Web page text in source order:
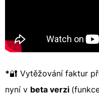
*🔐 Vytěžování faktur
nyní v beta verzi